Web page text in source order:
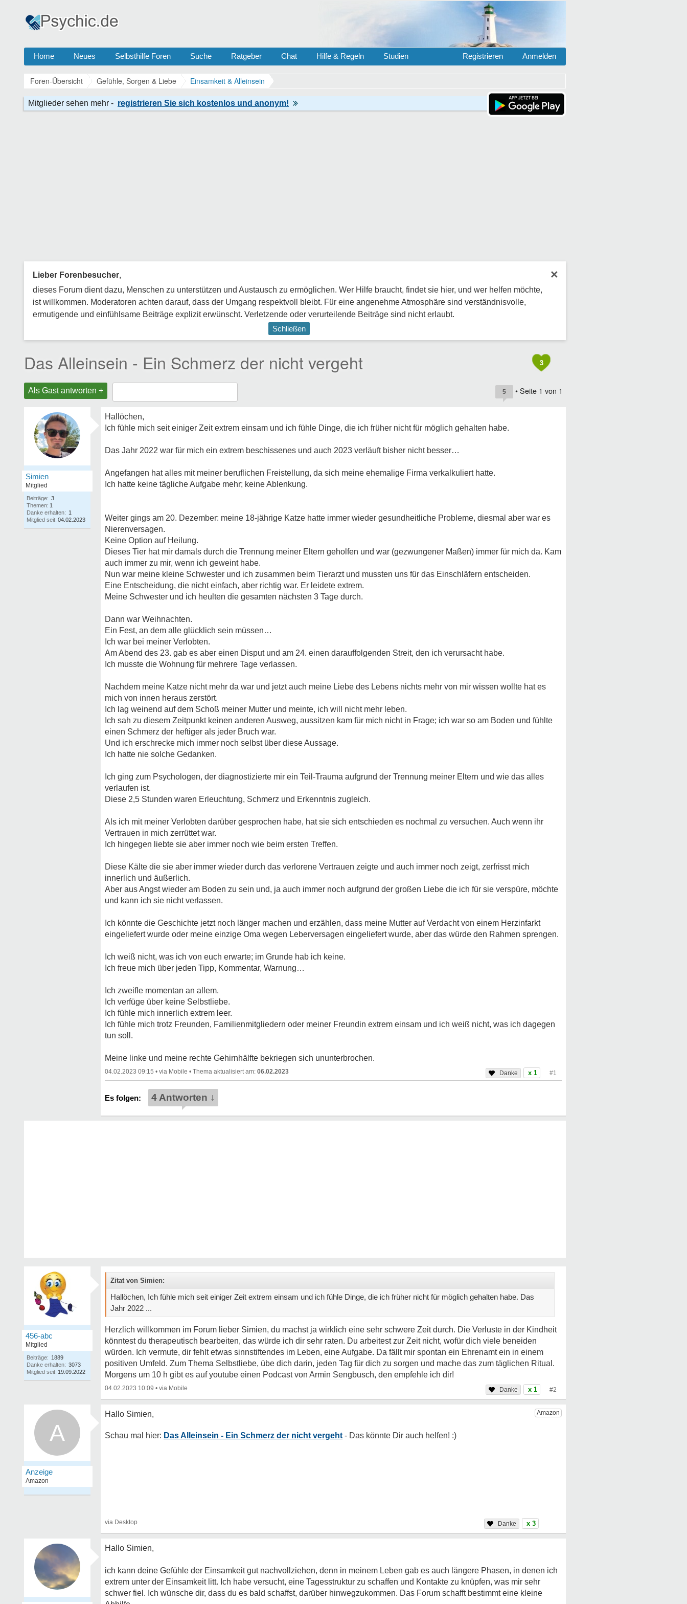
Home Neues Selbsthilfe Foren Suche Ratgeber Chat Hilfe & Regeln Studien Anmelden
Registrieren
Foren-Übersicht Gefühle, Sorgen & Liebe Einsamkeit & Alleinsein
×
Lieber Forenbesucher,
dieses Forum dient dazu, Menschen zu unterstützen und Austausch zu ermöglichen. Wer Hilfe braucht, findet sie hier, und wer helfen möchte,
ist willkommen. Moderatoren achten darauf, dass der Umgang respektvoll bleibt. Für eine angenehme Atmosphäre sind verständnisvolle,
ermutigende und einfühlsame Beiträge explizit erwünscht. Verletzende oder verurteilende Beiträge sind nicht erlaubt.
Schließen
3
Das Alleinsein - Ein Schmerz der nicht vergeht
Als Gast antworten + 5 • Seite 1 von 1
Simien
Mitglied
Beiträge: 3
Themen: 1
Danke erhalten: 1
Mitglied seit: 04.02.2023
Hallöchen,
Ich fühle mich seit einiger Zeit extrem einsam und ich fühle Dinge, die ich früher nicht für möglich gehalten habe.
Das Jahr 2022 war für mich ein extrem beschissenes und auch 2023 verläuft bisher nicht besser…
Angefangen hat alles mit meiner beruflichen Freistellung, da sich meine ehemalige Firma verkalkuliert hatte.
Ich hatte keine tägliche Aufgabe mehr; keine Ablenkung.
Weiter gings am 20. Dezember: meine 18-jährige Katze hatte immer wieder gesundheitliche Probleme, diesmal aber war es
Nierenversagen.
Keine Option auf Heilung.
Dieses Tier hat mir damals durch die Trennung meiner Eltern geholfen und war (gezwungener Maßen) immer für mich da. Kam
auch immer zu mir, wenn ich geweint habe.
Nun war meine kleine Schwester und ich zusammen beim Tierarzt und mussten uns für das Einschläfern entscheiden.
Eine Entscheidung, die nicht einfach, aber richtig war. Er leidete extrem.
Meine Schwester und ich heulten die gesamten nächsten 3 Tage durch.
Dann war Weihnachten.
Ein Fest, an dem alle glücklich sein müssen…
Ich war bei meiner Verlobten.
Am Abend des 23. gab es aber einen Disput und am 24. einen darauffolgenden Streit, den ich verursacht habe.
Ich musste die Wohnung für mehrere Tage verlassen.
Nachdem meine Katze nicht mehr da war und jetzt auch meine Liebe des Lebens nichts mehr von mir wissen wollte hat es
mich von innen heraus zerstört.
Ich lag weinend auf dem Schoß meiner Mutter und meinte, ich will nicht mehr leben.
Ich sah zu diesem Zeitpunkt keinen anderen Ausweg, aussitzen kam für mich nicht in Frage; ich war so am Boden und fühlte
einen Schmerz der heftiger als jeder Bruch war.
Und ich erschrecke mich immer noch selbst über diese Aussage.
Ich hatte nie solche Gedanken.
Ich ging zum Psychologen, der diagnostizierte mir ein Teil-Trauma aufgrund der Trennung meiner Eltern und wie das alles
verlaufen ist.
Diese 2,5 Stunden waren Erleuchtung, Schmerz und Erkenntnis zugleich.
Als ich mit meiner Verlobten darüber gesprochen habe, hat sie sich entschieden es nochmal zu versuchen. Auch wenn ihr
Vertrauen in mich zerrüttet war.
Ich hingegen liebte sie aber immer noch wie beim ersten Treffen.
Diese Kälte die sie aber immer wieder durch das verlorene Vertrauen zeigte und auch immer noch zeigt, zerfrisst mich
innerlich und äußerlich.
Aber aus Angst wieder am Boden zu sein und, ja auch immer noch aufgrund der großen Liebe die ich für sie verspüre, möchte
und kann ich sie nicht verlassen.
Ich könnte die Geschichte jetzt noch länger machen und erzählen, dass meine Mutter auf Verdacht von einem Herzinfarkt
eingeliefert wurde oder meine einzige Oma wegen Leberversagen eingeliefert wurde, aber das würde den Rahmen sprengen.
Ich weiß nicht, was ich von euch erwarte; im Grunde hab ich keine.
Ich freue mich über jeden Tipp, Kommentar, Warnung…
Ich zweifle momentan an allem.
Ich verfüge über keine Selbstliebe.
Ich fühle mich innerlich extrem leer.
Ich fühle mich trotz Freunden, Familienmitgliedern oder meiner Freundin extrem einsam und ich weiß nicht, was ich dagegen
tun soll.
Meine linke und meine rechte Gehirnhälfte bekriegen sich ununterbrochen.
04.02.2023 09:15 • • 06.02.2023 x 1 #1
4 Antworten ↓
456-abc
Mitglied
Beiträge: 1889
Danke erhalten: 3073
Mitglied seit: 19.09.2022
Zitat von Simien:
Hallöchen, Ich fühle mich seit einiger Zeit extrem einsam und ich fühle Dinge, die ich früher nicht für möglich gehalten habe. Das
Jahr 2022 ...
Herzlich willkommen im Forum lieber Simien, du machst ja wirklich eine sehr schwere Zeit durch. Die Verluste in der Kindheit
könntest du therapeutisch bearbeiten, das würde ich dir sehr raten. Du arbeitest zur Zeit nicht, wofür dich viele beneiden
würden. Ich vermute, dir fehlt etwas sinnstiftendes im Leben, eine Aufgabe. Da fällt mir spontan ein Ehrenamt ein in einem
positiven Umfeld. Zum Thema Selbstliebe, übe dich darin, jeden Tag für dich zu sorgen und mache das zum täglichen Ritual.
Morgens um 10 h gibt es auf youtube einen Podcast von Armin Sengbusch, den empfehle ich dir!
04.02.2023 10:09 • x 1 #2
A Das Alleinsein - Ein Schmerz der nicht vergeht
x 3
Hallo Simien,
ich kann deine Gefühle der Einsamkeit gut nachvollziehen, denn in meinem Leben gab es auch längere Phasen, in denen ich
extrem unter der Einsamkeit litt. Ich habe versucht, eine Tagesstruktur zu schaffen und Kontakte zu knüpfen, was mir sehr
schwer fiel. Ich wünsche dir, dass du es bald schaffst, darüber hinwegzukommen. Das Forum schafft bestimmt eine kleine